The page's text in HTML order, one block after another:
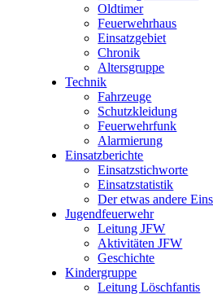
Oldtimer
Feuerwehrhaus
Einsatzgebiet
Chronik
Altersgruppe
Technik
Fahrzeuge
Schutzkleidung
Feuerwehrfunk
Alarmierung
Einsatzberichte
Einsatzstichworte
Einsatzstatistik
Der etwas andere
Jugendfeuerwehr
Leitung JFW
Aktivitäten JFW
Geschichte
Kindergruppe
Leitung Löschfantis